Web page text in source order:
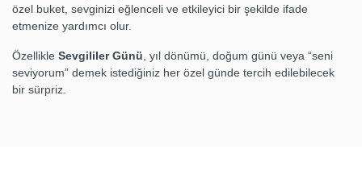
özel buket, sevginizi eğlenceli ve etkileyici bir şekilde ifade
etmenize yardımcı olur.
Özellikle Sevgililer Günü , yıl dönümü, doğum günü veya “seni
seviyorum” demek istediğiniz her özel günde tercih edilebilecek
bir sürpriz.